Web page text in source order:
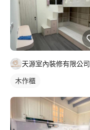
天源室內裝修有限公司
木作櫃